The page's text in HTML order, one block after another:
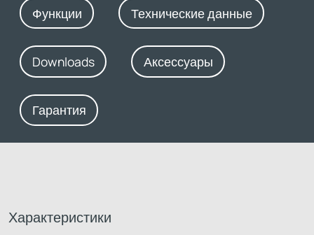
Функции Технические данные
Downloads Аксессуары
Гарантия
Характеристики